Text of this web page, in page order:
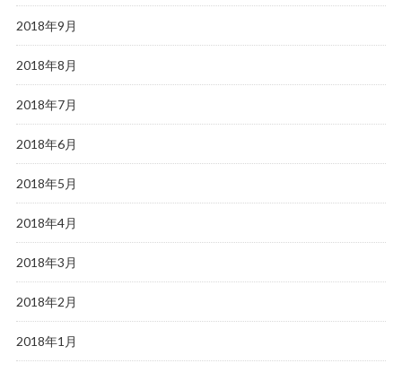
2018年9月
2018年8月
2018年7月
2018年6月
2018年5月
2018年4月
2018年3月
2018年2月
2018年1月